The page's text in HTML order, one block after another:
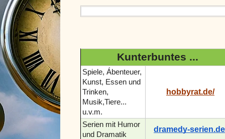
Kunterbuntes ...
Spiele, Ábenteuer,
Kunst, Essen und
Trinken,
Musik,Tiere...
u.v.m.
hobbyrat.de/
Serien mit Humor
und Dramatik
dramedy-